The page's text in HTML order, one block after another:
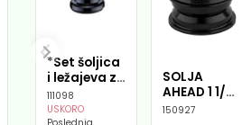
*Set šoljica
i ležajeva za
prednju vilu
25.4mm
111098
USKORO
SOLJA
AHEAD 1 1/8
AL,
150927